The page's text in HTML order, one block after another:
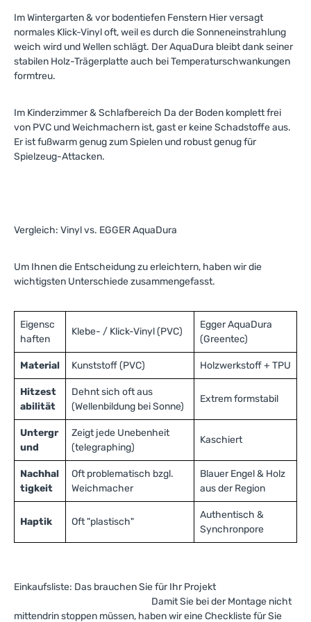
Im Wintergarten & vor bodentiefen Fenstern Hier versagt
normales Klick-Vinyl oft, weil es durch die Sonneneinstrahlung
weich wird und Wellen schlägt. Der AquaDura bleibt dank seiner
stabilen Holz-Trägerplatte auch bei Temperaturschwankungen
formtreu.
Im Kinderzimmer & Schlafbereich Da der Boden komplett frei
von PVC und Weichmachern ist, gast er keine Schadstoffe aus.
Er ist fußwarm genug zum Spielen und robust genug für
Spielzeug-Attacken.
Vergleich: Vinyl vs. EGGER AquaDura
Um Ihnen die Entscheidung zu erleichtern, haben wir die
wichtigsten Unterschiede zusammengefasst.
Eigensc
haften
Klebe- / Klick-Vinyl (PVC)
Egger AquaDura
(Greentec)
Material Kunststoff (PVC) Holzwerkstoff + TPU
Hitzest
abilität
Dehnt sich oft aus
(Wellenbildung bei Sonne)
Extrem formstabil
Untergr
und
Zeigt jede Unebenheit
(telegraphing)
Kaschiert
Nachhal
tigkeit
Oft problematisch bzgl.
Weichmacher
Blauer Engel & Holz
aus der Region
Haptik Oft "plastisch"
Authentisch &
Synchronpore
Einkaufsliste: Das brauchen Sie für Ihr Projekt
Damit Sie bei der Montage nicht
mittendrin stoppen müssen, haben wir eine Checkliste für Sie